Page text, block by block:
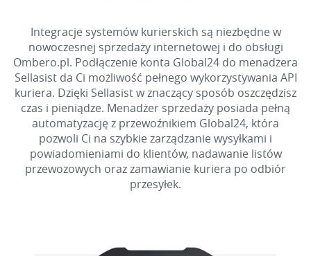
Integracje systemów kurierskich są niezbędne w
nowoczesnej sprzedaży internetowej i do obsługi
Ombero.pl. Podłączenie konta Global24 do menadżera
Sellasist da Ci możliwość pełnego wykorzystywania API
kuriera. Dzięki Sellasist w znaczący sposób oszczędzisz
czas i pieniądze. Menadżer sprzedaży posiada pełną
automatyzację z przewoźnikiem Global24, która
pozwoli Ci na szybkie zarządzanie wysyłkami i
powiadomieniami do klientów, nadawanie listów
przewozowych oraz zamawianie kuriera po odbiór
przesyłek.